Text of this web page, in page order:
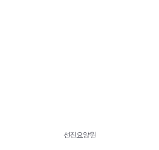
선진요양원